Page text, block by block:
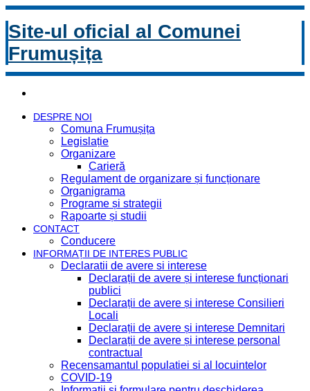
Site-ul oficial al Comunei
Frumușița
DESPRE NOI
Comuna Frumușița
Legislație
Organizare
Carieră
Regulament de organizare și funcționare
Organigrama
Programe și strategii
Rapoarte și studii
CONTACT
Conducere
INFORMAȚII DE INTERES PUBLIC
Declaratii de avere si interese
Declarații de avere și interese funcționari
publici
Declarații de avere și interese Consilieri
Locali
Declarații de avere și interese Demnitari
Declarații de avere și interese personal
contractual
Recensamantul populatiei si al locuintelor
COVID-19